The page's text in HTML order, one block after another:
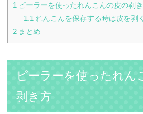
1 ピーラーを使ったれんこんの皮の剥
1.1 れんこんを保存する時は皮を剥
2 まとめ
ピーラーを使ったれん
剥き方